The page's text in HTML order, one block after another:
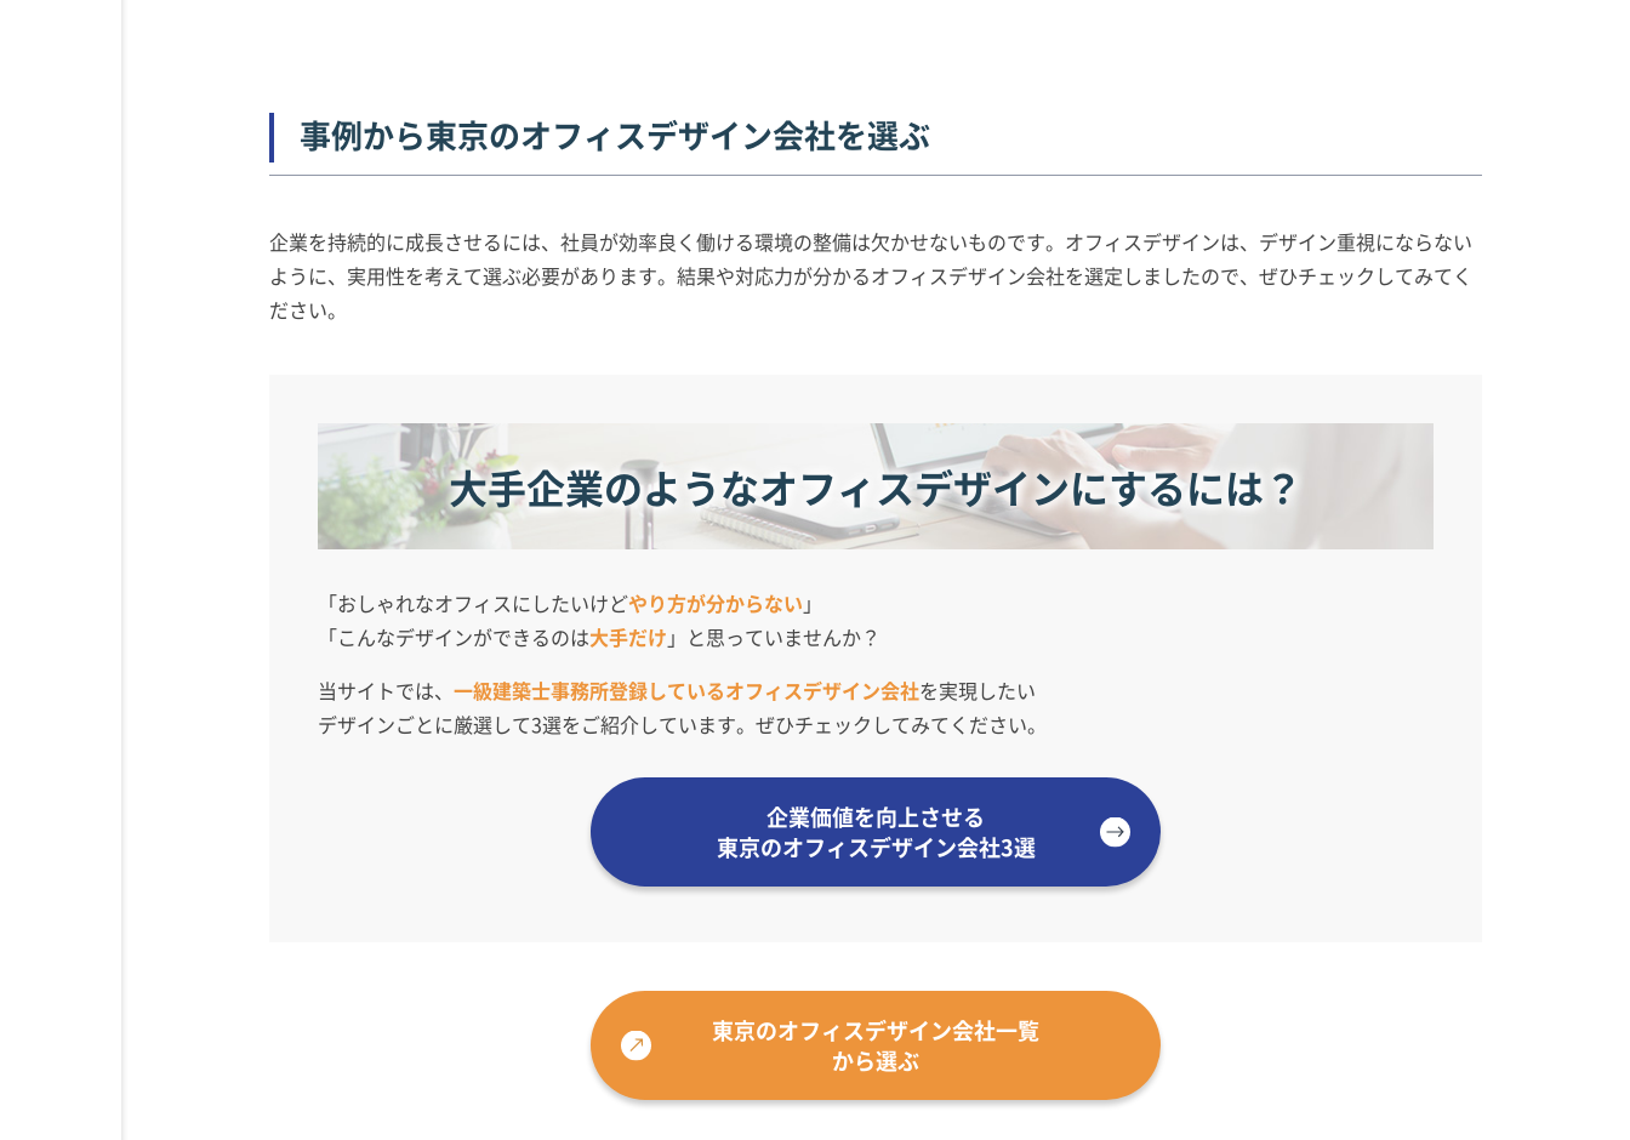
事例から東京のオフィスデザイン会社を選ぶ
企業を持続的に成長させるには、社員が効率良く働ける環境の整備は欠かせないものです。オフィスデザインは、デザイン重視にならない
ように、実用性を考えて選ぶ必要があります。結果や対応力が分かるオフィスデザイン会社を選定しましたので、ぜひチェックしてみてく
ださい。
大手企業のようなオフィスデザインにするには？
「おしゃれなオフィスにしたいけどやり方が分からない 」
「こんなデザインができるのは大手だけ 」と思っていませんか？
当サイトでは、 一級建築士事務所登録しているオフィスデザイン会社を実現したい
デザインごとに厳選して3選をご紹介しています。ぜひチェックしてみてください。
企業価値を向上させる
東京のオフィスデザイン会社3選
東京のオフィスデザイン会社一覧
から選ぶ